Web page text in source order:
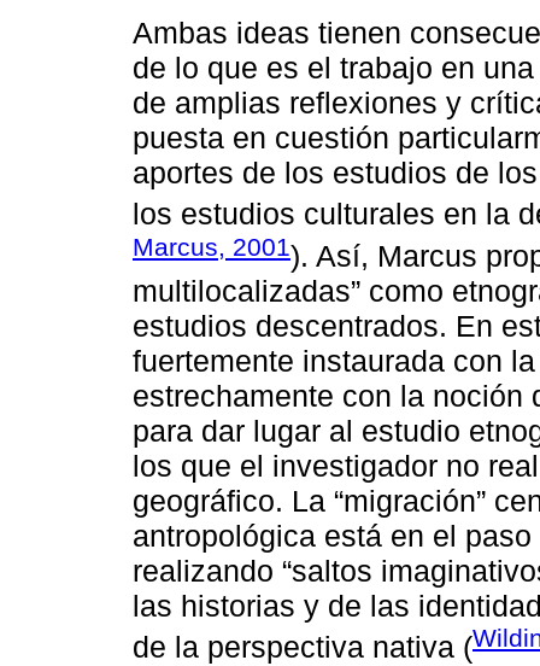
Ambas ideas tienen
de lo que es el trabajo en
de amplias reflexiones y
puesta en cuestión
aportes de los estudios de
los estudios culturales en la
Marcus, 2001). Así, Marcus
multilocalizadas” como
estudios descentrados. En
fuertemente instaurada con
estrechamente con la noción
para dar lugar al estudio
los que el investigador no
geográfico. La “migración”
antropológica está en el
realizando “saltos
las historias y de las
de la perspectiva nativa (